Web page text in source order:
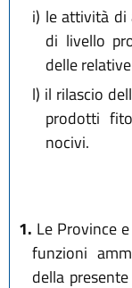
i) le attività di
di livello
delle
l) il rilascio
prodotti
nocivi.
1. Le Province
funzioni
della